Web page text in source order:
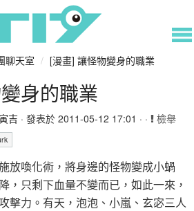
聊天室 / [漫畫] 讓怪物變身的職業
身的職業
吉 · 發表於 2011-05-12 17:01 · · 檢舉
放喚化術，將身邊的怪物變成小蝸
，只剩下血量不變而已，如此一來，
擊力。有天，泡泡、小嵐、玄宓三人